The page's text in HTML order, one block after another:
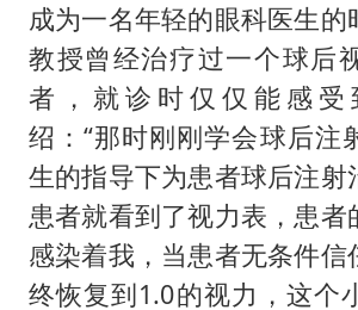
成为一名年轻的眼科医生的
教授曾经治疗过一个球后
者，就诊时仅仅能感受
绍：“那时刚刚学会球后注
生的指导下为患者球后注射
患者就看到了视力表，患者
感染着我，当患者无条件信
终恢复到1.0的视力，这个